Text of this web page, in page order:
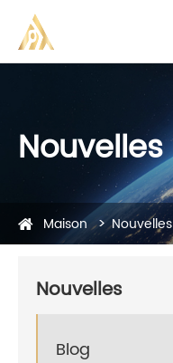
Nouvelles
Maison Nouvelles
Nouvelles
Blog